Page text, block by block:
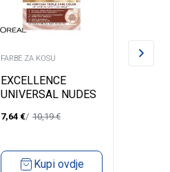
FARBE ZA KOSU
EXCELLENCE
UNIVERSAL NUDES
LIGHTEST BLOND
7,64 € 10,19€
Kupi ovdje
FARBE